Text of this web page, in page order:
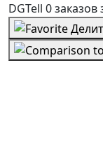
DGTell 0 заказов